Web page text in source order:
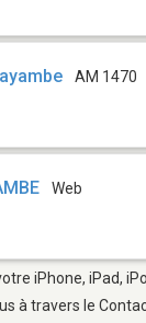
AM 1470
Web
iPhone, iPad,
à travers le